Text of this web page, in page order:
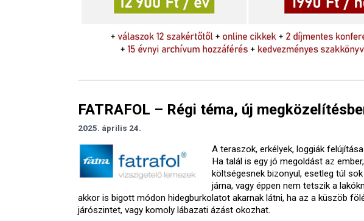
FATRAFOL – Régi téma, új
2025. április 24.
A teraszok, erkélyek, loggiák
Ha talál is egy jó megoldást az
költségesnek bizonyul, esetleg túl
járna, vagy éppen nem tetszik a
akkor is bigott módon hidegburkolatot akarnak látni, ha az a küszöb
járószintet, vagy komoly lábazati ázást okozhat.